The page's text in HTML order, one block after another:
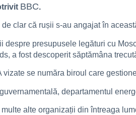
BBC.
clar că rușii s-au angajat în
despre presupusele legături cu
a fost descoperit săptămâna
vizate se număra biroul care
departamentul
alte organizații din întreaga